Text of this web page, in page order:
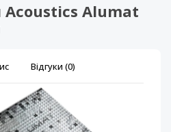
Alumat
Відгуки (0)